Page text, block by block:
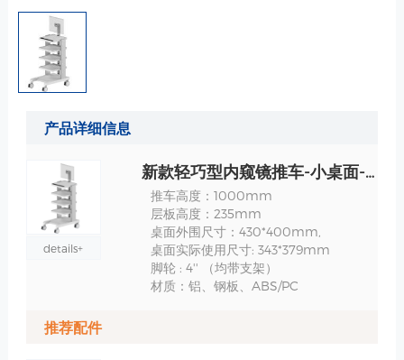
产品详细信息
details+
新款轻巧型内窥镜推车-小桌面-1.2米-TR900C-12-XX 规格
推车高度：1000mm
层板高度：235mm
桌面外围尺寸：430*400mm,
桌面实际使用尺寸: 343*379mm
脚轮 : 4'' （均带支架）
材质：铝、钢板、ABS/PC
推荐配件